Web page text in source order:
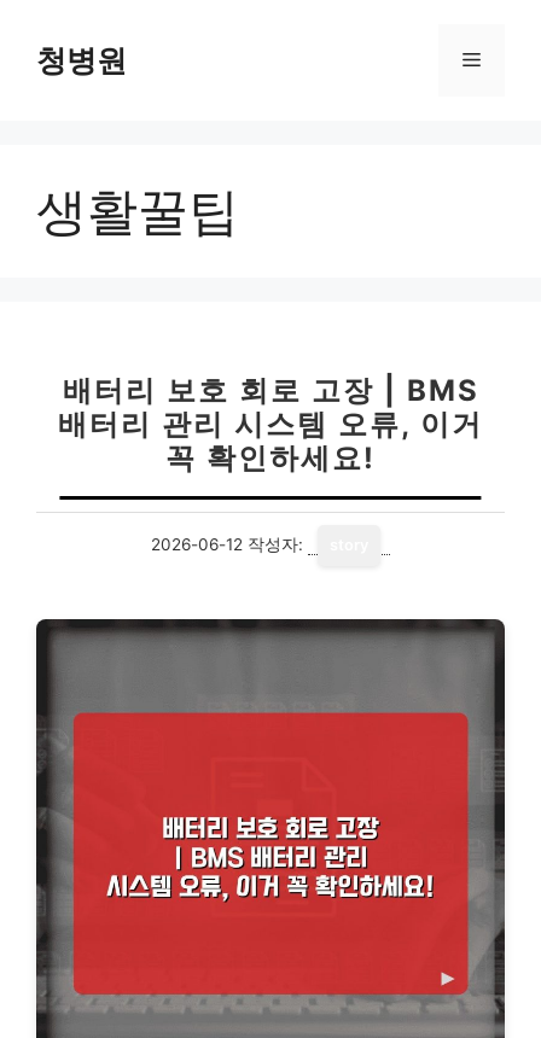
청병원 메
생활꿀팁
배터리 보호 회로 고장 | BMS
배터리 관리 시스템 오류, 이거
꼭 확인하세요!
2026-06-12 작성자: